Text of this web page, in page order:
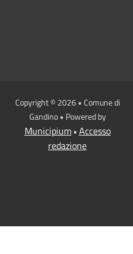
Copyright © 2026 • Comune di
Gandino • Powered by
Municipium• Accesso
redazione